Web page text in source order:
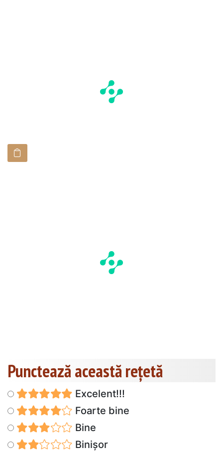
Punctează această reţetă
Excelent!!!
Foarte bine
Bine
Binișor